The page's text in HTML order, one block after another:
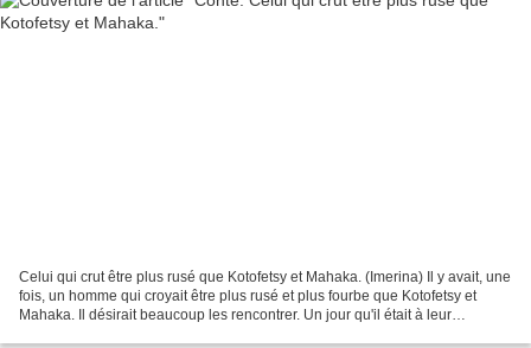
Celui qui crut être plus rusé que Kotofetsy et Mahaka. (Imerina) Il y avait, une
fois, un homme qui croyait être plus rusé et plus fourbe que Kotofetsy et
Mahaka. Il désirait beaucoup les rencontrer. Un jour qu'il était à leur